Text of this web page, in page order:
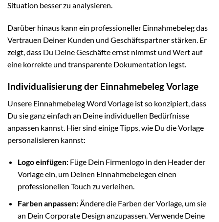
Situation besser zu analysieren.
Darüber hinaus kann ein professioneller Einnahmebeleg das
Vertrauen Deiner Kunden und Geschäftspartner stärken. Er
zeigt, dass Du Deine Geschäfte ernst nimmst und Wert auf
eine korrekte und transparente Dokumentation legst.
Individualisierung der Einnahmebeleg Vorlage
Unsere Einnahmebeleg Word Vorlage ist so konzipiert, dass
Du sie ganz einfach an Deine individuellen Bedürfnisse
anpassen kannst. Hier sind einige Tipps, wie Du die Vorlage
personalisieren kannst:
Logo einfügen:Füge Dein Firmenlogo in den Header der
Vorlage ein, um Deinen Einnahmebelegen einen
professionellen Touch zu verleihen.
Farben anpassen:Ändere die Farben der Vorlage, um sie
an Dein Corporate Design anzupassen. Verwende Deine